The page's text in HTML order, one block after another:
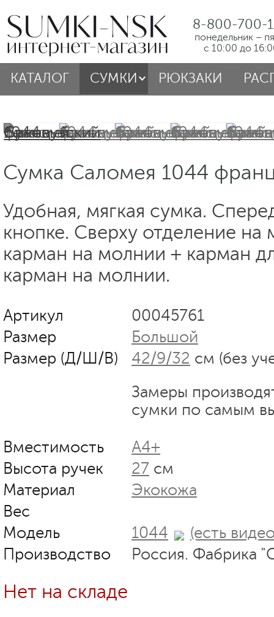
8-800-700-
понедельник –
с 10:00 до
КАТАЛОГ СУМКИ РЮКЗАКИ
Сумка Саломея 1044
Удобная, мягкая сумка.
кнопке. Сверху отделение на
карман на молнии + карман
карман на молнии.
Артикул
00045761
Размер
Большой
Размер (Д/Ш/В)
42/9/32 см (без
Замеры
сумки по самым
Вместимость
А4+
Высота ручек
27 см
Материал
Экокожа
Вес
Модель
1044
(есть
Производство
Россия. Фабрика
Нет на складе